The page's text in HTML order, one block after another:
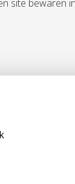
site bewaren